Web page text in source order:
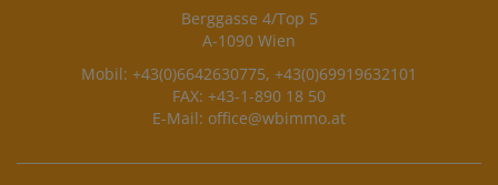
Berggasse 4/Top 5
A-1090 Wien
Mobil: +43(0)6642630775, +43(0)69919632101
FAX: +43-1-890 18 50
E-Mail: office@wbimmo.at